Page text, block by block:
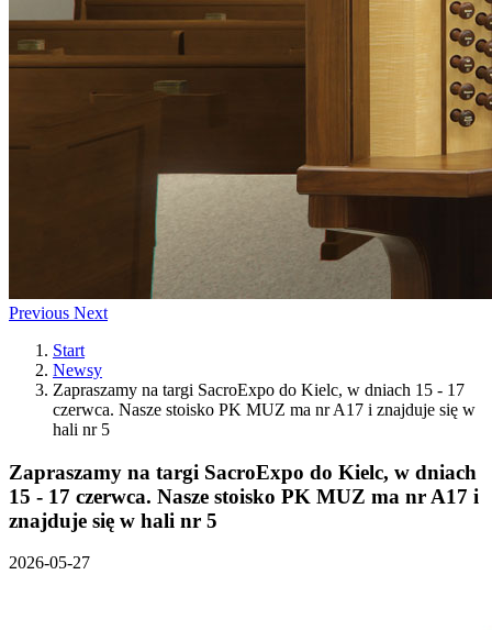
Previous Next
Start
Newsy
Zapraszamy na targi SacroExpo do Kielc, w dniach 15 - 17
czerwca. Nasze stoisko PK MUZ ma nr A17 i znajduje się w
hali nr 5
Zapraszamy na targi SacroExpo do Kielc, w dniach
15 - 17 czerwca. Nasze stoisko PK MUZ ma nr A17 i
znajduje się w hali nr 5
2026-05-27